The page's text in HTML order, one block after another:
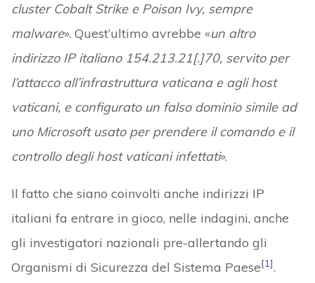
cluster Cobalt Strike e Poison Ivy, sempre
malware». Quest’ultimo avrebbe «un altro
indirizzo IP italiano 154.213.21[.]70, servito per
l’attacco all’infrastruttura vaticana e agli host
vaticani, e configurato un falso dominio simile ad
uno Microsoft usato per prendere il comando e il
controllo degli host vaticani infettati».
Il fatto che siano coinvolti anche indirizzi IP
italiani fa entrare in gioco, nelle indagini, anche
gli investigatori nazionali pre-allertando gli
Organismi di Sicurezza del Sistema Paese[1].